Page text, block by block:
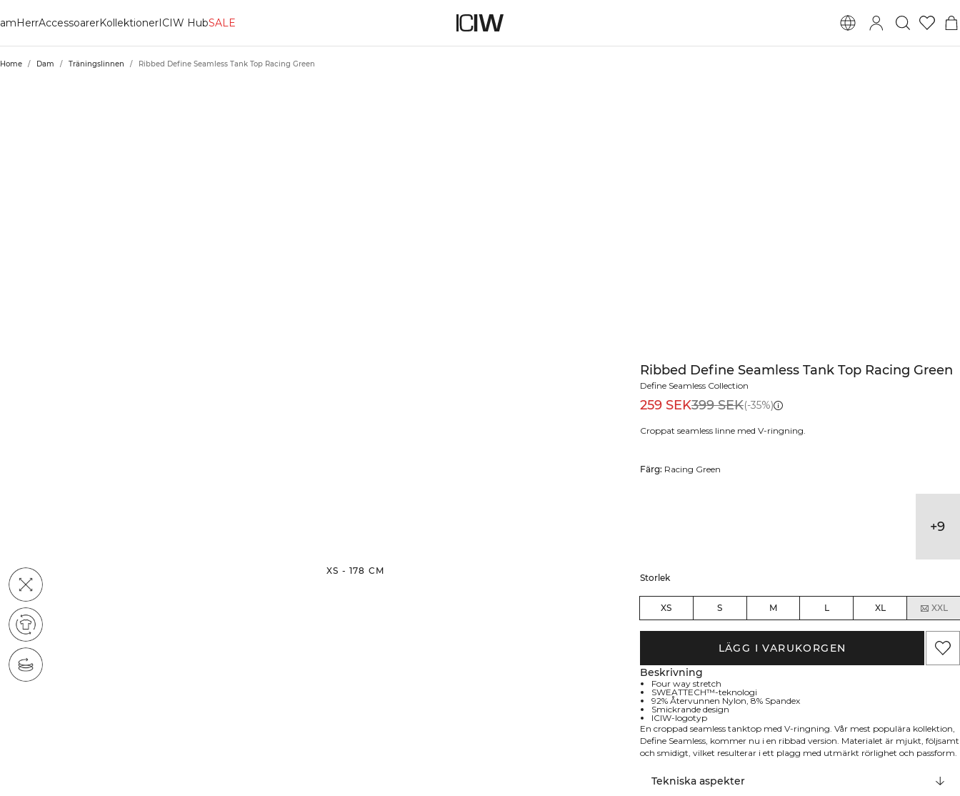
HerrAccessoarerKollektionerICIW HubSALE
Home / Dam / Träningslinnen / Ribbed Define Seamless Tank Top Racing Green
XS - 178 CM
Ribbed Define Seamless Tank Top Racing Green
Define Seamless Collection
259 SEK399 SEK(-35%)
Croppat seamless linne med V-ringning.
Färg: Racing Green
+9
Storlek
XS S M L XL XXL
LÄGG I VARUKORGEN
Beskrivning
Four way stretch
SWEATTECH™-teknologi
92% Återvunnen Nylon, 8% Spandex
Smickrande design
ICIW-logotyp
En croppad seamless tanktop med V-ringning. Vår mest populära kollektion,
Define Seamless, kommer nu i en ribbad version. Materialet är mjukt, följsamt
och smidigt, vilket resulterar i ett plagg med utmärkt rörlighet och passform.
way stretch, följsamt och hållbart material, ICIW-logotyp, SWEATTECH™,
smickrande V-ringning. 92% Återvunnen Nylon, 8% Elastan
Tekniska aspekter